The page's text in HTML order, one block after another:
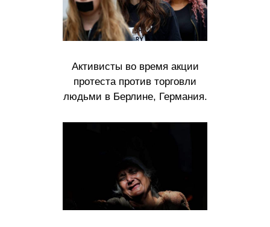
Активисты во время акции
протеста против торговли
людьми в Берлине, Германия.